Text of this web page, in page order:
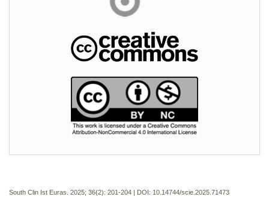
South Clin Ist Euras. 2025; 36(2): 201-204 | DOI: 10.14744/scie.2025.71473